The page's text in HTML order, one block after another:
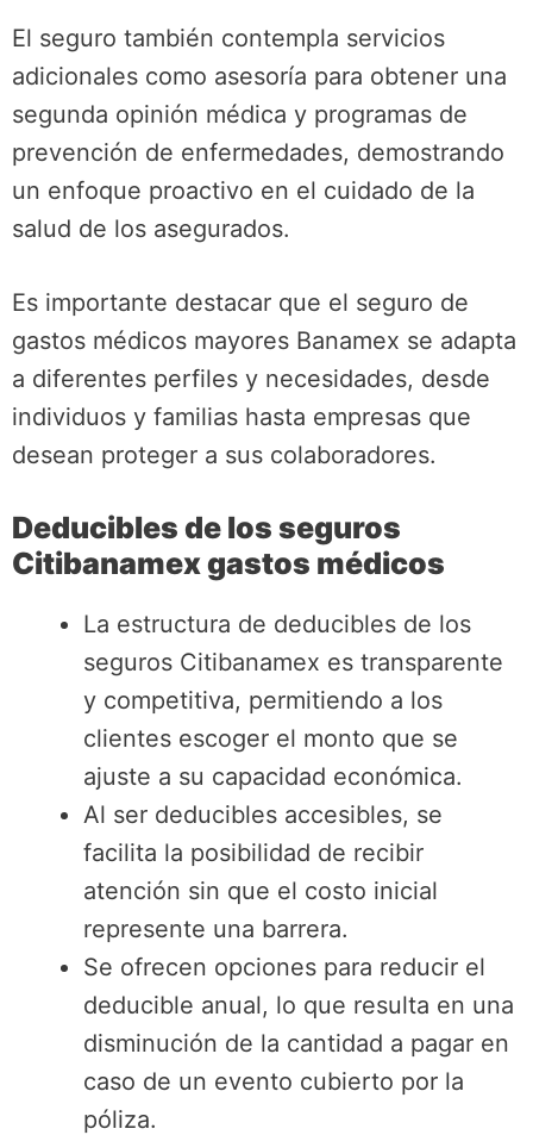
El seguro también contempla servicios
adicionales como asesoría para obtener una
segunda opinión médica y programas de
prevención de enfermedades, demostrando
un enfoque proactivo en el cuidado de la
salud de los asegurados.
Es importante destacar que el seguro de
gastos médicos mayores Banamex se adapta
a diferentes perfiles y necesidades, desde
individuos y familias hasta empresas que
desean proteger a sus colaboradores.
Deducibles de los seguros
Citibanamex gastos médicos
La estructura de deducibles de los
seguros Citibanamex es transparente
y competitiva, permitiendo a los
clientes escoger el monto que se
ajuste a su capacidad económica.
Al ser deducibles accesibles, se
facilita la posibilidad de recibir
atención sin que el costo inicial
represente una barrera.
Se ofrecen opciones para reducir el
deducible anual, lo que resulta en una
disminución de la cantidad a pagar en
caso de un evento cubierto por la
póliza.